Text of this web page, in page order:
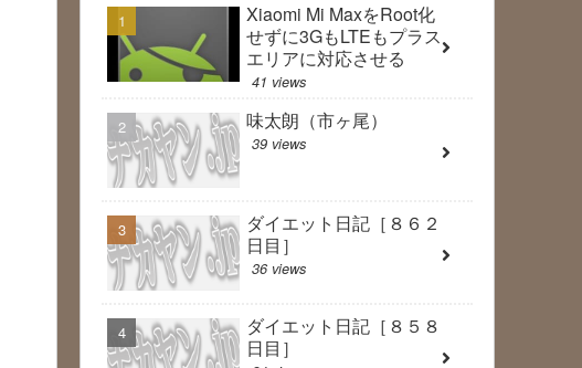
Xiaomi Mi MaxをRoot化
せずに3GもLTEもプラス
エリアに対応させる
41 views
味太朗（市ヶ尾）
39 views
ダイエット日記［８６２
日目］
36 views
ダイエット日記［８５８
日目］